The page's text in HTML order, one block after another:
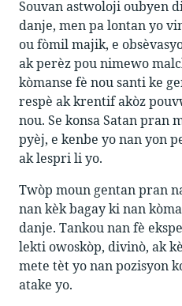
Souvan astwoloji oubyen
danje, men pa lontan yo
ou fòmil majik, e
ak perèz pou nimewo
kòmanse fè nou santi ke
respè ak krentif akòz
nou. Se konsa Satan pran
pyèj, e kenbe yo nan yon
ak lespri li yo.
Twòp moun gentan pran
nan kèk bagay ki nan
danje. Tankou nan fè
lekti owoskòp, divinò, ak
mete tèt yo nan pozisyon
atake yo.